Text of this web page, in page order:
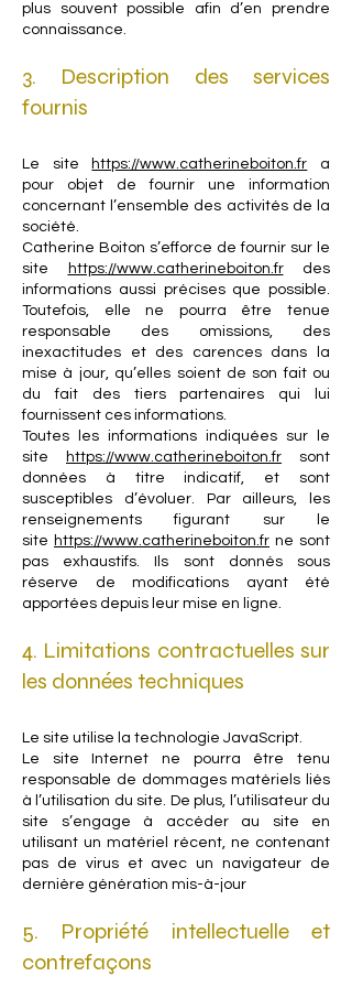
plus souvent possible afin d’en prendre
connaissance.
3. Description des services
fournis
Le site https://www.catherineboiton.fr a
pour objet de fournir une information
concernant l’ensemble des activités de la
société.
Catherine Boiton s’efforce de fournir sur le
site
https://www.catherineboiton.frdes
informations aussi précises que possible.
Toutefois, elle ne pourra être tenue
responsable des omissions, des
inexactitudes et des carences dans la
mise à jour, qu’elles soient de son fait ou
du fait des tiers partenaires qui lui
fournissent ces informations.
Toutes les informations indiquées sur le
site
https://www.catherineboiton.fr
sont
données à titre indicatif, et sont
susceptibles d’évoluer. Par ailleurs, les
renseignements figurant sur le
site https://www.catherineboiton.fr ne sont
pas exhaustifs. Ils sont donnés sous
réserve de modifications ayant été
apportées depuis leur mise en ligne.
4. Limitations contractuelles sur
les données techniques
Le site utilise la technologie JavaScript.
Le site Internet ne pourra être tenu
responsable de dommages matériels liés
à l’utilisation du site. De plus, l’utilisateur du
site s’engage à accéder au site en
utilisant un matériel récent, ne contenant
pas de virus et avec un navigateur de
dernière génération mis-à-jour
5. Propriété intellectuelle et
contrefaçons